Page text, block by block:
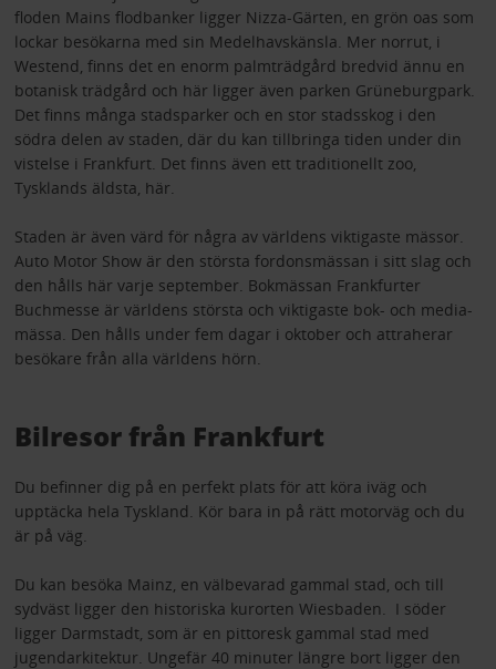
floden Mains flodbanker ligger Nizza-Gärten, en grön oas som
lockar besökarna med sin Medelhavskänsla. Mer norrut, i
Westend, finns det en enorm palmträdgård bredvid ännu en
botanisk trädgård och här ligger även parken Grüneburgpark.
Det finns många stadsparker och en stor stadsskog i den
södra delen av staden, där du kan tillbringa tiden under din
vistelse i Frankfurt. Det finns även ett traditionellt zoo,
Tysklands äldsta, här.
Staden är även värd för några av världens viktigaste mässor.
Auto Motor Show är den största fordonsmässan i sitt slag och
den hålls här varje september. Bokmässan Frankfurter
Buchmesse är världens största och viktigaste bok- och media-
mässa. Den hålls under fem dagar i oktober och attraherar
besökare från alla världens hörn.
Bilresor från Frankfurt
Du befinner dig på en perfekt plats för att köra iväg och
upptäcka hela Tyskland. Kör bara in på rätt motorväg och du
är på väg.
Du kan besöka Mainz, en välbevarad gammal stad, och till
sydväst ligger den historiska kurorten Wiesbaden. I söder
ligger Darmstadt, som är en pittoresk gammal stad med
jugendarkitektur. Ungefär 40 minuter längre bort ligger den